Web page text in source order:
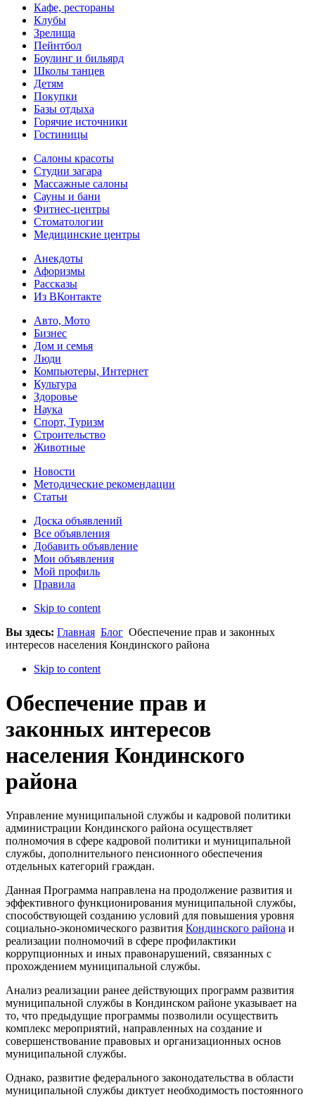
Кафе, рестораны
Клубы
Зрелища
Пейнтбол
Боулинг и бильярд
Школы танцев
Детям
Покупки
Базы отдыха
Горячие источники
Гостиницы
Салоны красоты
Студии загара
Массажные салоны
Сауны и бани
Фитнес-центры
Стоматологии
Медицинские центры
Анекдоты
Афоризмы
Рассказы
Из ВКонтакте
Авто, Мото
Бизнес
Дом и семья
Люди
Компьютеры, Интернет
Культура
Здоровье
Наука
Спорт, Туризм
Строительство
Животные
Новости
Методические рекомендации
Статьи
Доска объявлений
Все объявления
Добавить объявление
Мои объявления
Мой профиль
Правила
Skip to content
Вы здесь: Главная Блог Обеспечение прав и законных
интересов населения Кондинского района
Skip to content
Обеспечение прав и
законных интересов
населения Кондинского
района
Управление муниципальной службы и кадровой политики
администрации Кондинского района осуществляет
полномочия в сфере кадровой политики и муниципальной
службы, дополнительного пенсионного обеспечения
отдельных категорий граждан.
Данная Программа направлена на продолжение развития и
эффективного функционирования муниципальной службы,
способствующей созданию условий для повышения уровня
социально-экономического развития Кондинского района и
реализации полномочий в сфере профилактики
коррупционных и иных правонарушений, связанных с
прохождением муниципальной службы.
Анализ реализации ранее действующих программ развития
муниципальной службы в Кондинском районе указывает на
то, что предыдущие программы позволили осуществить
комплекс мероприятий, направленных на создание и
совершенствование правовых и организационных основ
муниципальной службы.
Однако, развитие федерального законодательства в области
муниципальной службы диктует необходимость постоянного